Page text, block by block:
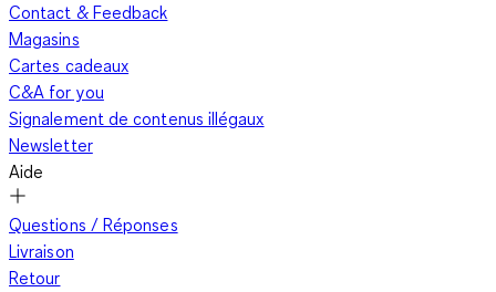
Contact & Feedback
Magasins
Cartes cadeaux
C&A for you
Signalement de contenus illégaux
Newsletter
Aide
Questions / Réponses
Livraison
Retour